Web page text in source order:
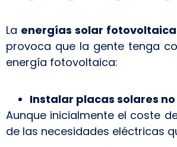
La energías solar fotovoltaica
provoca que la gente tenga
energía fotovoltaica:
Instalar placas solares
Aunque inicialmente el coste
de las necesidades eléctricas